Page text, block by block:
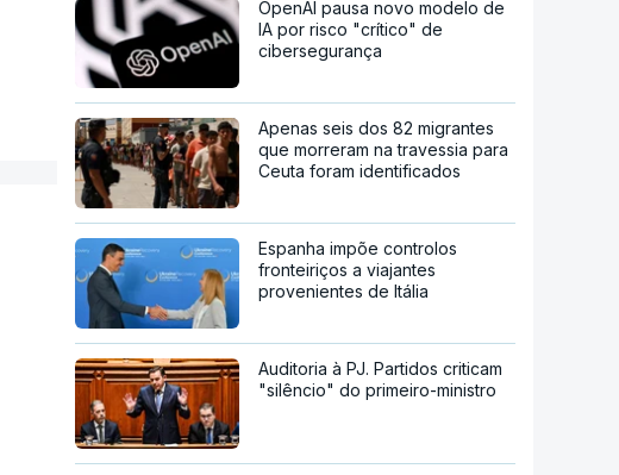
OpenAI pausa novo modelo de
IA por risco "crítico" de
cibersegurança
Apenas seis dos 82 migrantes
que morreram na travessia para
Ceuta foram identificados
Espanha impõe controlos
fronteiriços a viajantes
provenientes de Itália
Auditoria à PJ. Partidos criticam
"silêncio" do primeiro-ministro